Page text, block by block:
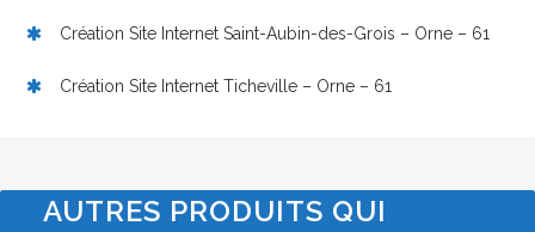
Création Site Internet Saint-Aubin-des-Grois – Orne – 61
Création Site Internet Ticheville – Orne – 61
AUTRES PRODUITS QUI